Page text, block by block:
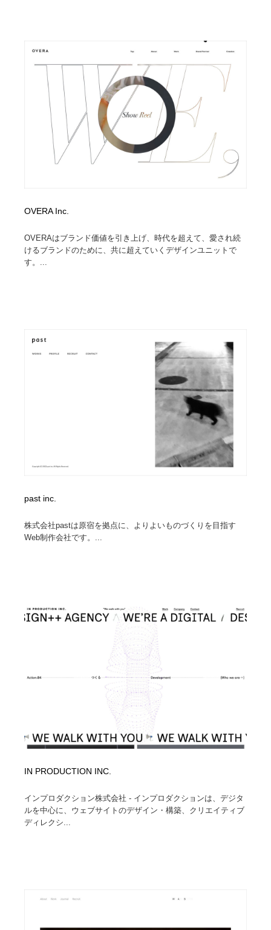
OVERA Inc.
OVERAはブランド価値を引き上げ、時代を超えて、愛され続
けるブランドのために、共に超えていくデザインユニットで
す。...
past inc.
株式会社pastは原宿を拠点に、よりよいものづくりを目指す
Web制作会社です。...
IN PRODUCTION INC.
インプロダクション株式会社 - インプロダクションは、デジタ
ルを中心に、ウェブサイトのデザイン・構築、クリエイティブ
ディレクシ...